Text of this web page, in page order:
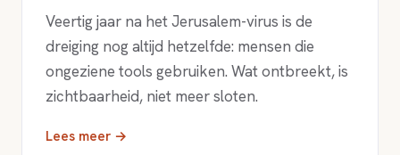
Veertig jaar na het Jerusalem-virus is de
dreiging nog altijd hetzelfde: mensen die
ongeziene tools gebruiken. Wat ontbreekt, is
zichtbaarheid, niet meer sloten.
Lees meer →